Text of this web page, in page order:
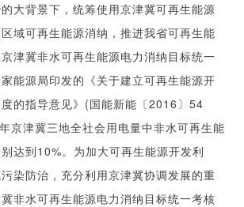
大背景下，统筹使用京津冀可再生能源
域可再生能源消纳，推进我省可再生能
津冀非水可再生能源电力消纳目标统一
能源局印发的《关于建立可再生能源开
的指导意见》(国能新能〔2016〕54
京津冀三地全社会用电量中非水可再生能
达到10%。为加大可再生能源开发利
染防治，充分利用京津冀协调发展的重
非水可再生能源电力消纳目标统一考核